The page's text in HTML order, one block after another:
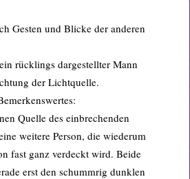
Gesten und Blicke der anderen
rücklings dargestellter Mann
der Lichtquelle.
Quelle des einbrechenden
weitere Person, die wiederum
fast ganz verdeckt wird. Beide
erst den schummrig dunklen